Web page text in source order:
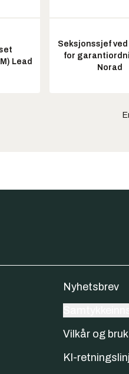
Lead
Seksjonssjef
for
Norad
Nyhetsbrev
Vilkår og
KI-